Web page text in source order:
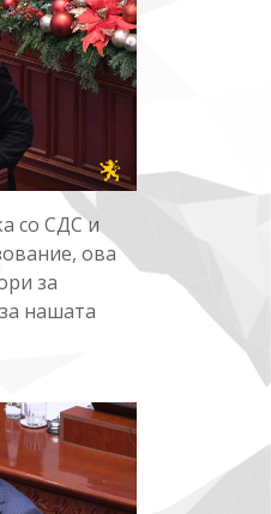
со СДС и
ова
за
нашата